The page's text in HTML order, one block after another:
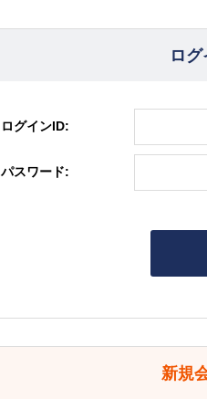
ロ
ログインID:
パスワード:
新規